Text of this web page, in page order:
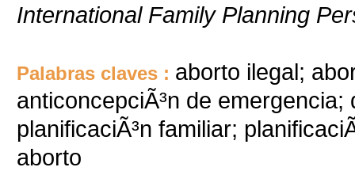
International Family Planning
Palabras claves : aborto ilegal;
anticoncepciÃ³n de
planificaciÃ³n familiar;
aborto